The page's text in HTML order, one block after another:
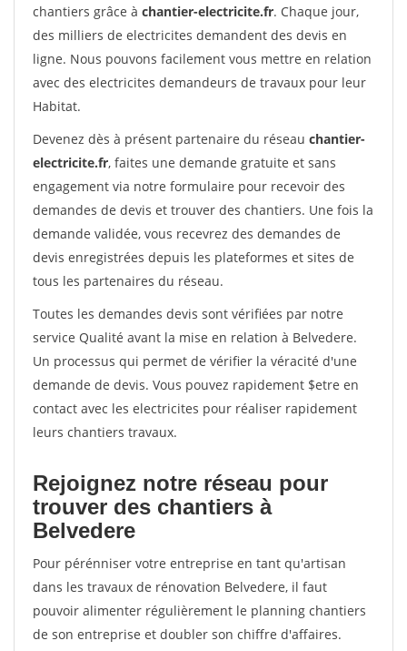
chantiers grâce à chantier-electricite.fr. Chaque jour,
des milliers de electricites demandent des devis en
ligne. Nous pouvons facilement vous mettre en relation
avec des electricites demandeurs de travaux pour leur
Habitat.
Devenez dès à présent partenaire du réseau chantier-
electricite.fr, faites une demande gratuite et sans
engagement via notre formulaire pour recevoir des
demandes de devis et trouver des chantiers. Une fois la
demande validée, vous recevrez des demandes de
devis enregistrées depuis les plateformes et sites de
tous les partenaires du réseau.
Toutes les demandes devis sont vérifiées par notre
service Qualité avant la mise en relation à Belvedere.
Un processus qui permet de vérifier la véracité d'une
demande de devis. Vous pouvez rapidement $etre en
contact avec les electricites pour réaliser rapidement
leurs chantiers travaux.
Rejoignez notre réseau pour
trouver des chantiers à
Belvedere
Pour pérénniser votre entreprise en tant qu'artisan
dans les travaux de rénovation Belvedere, il faut
pouvoir alimenter régulièrement le planning chantiers
de son entreprise et doubler son chiffre d'affaires.